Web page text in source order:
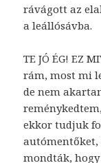
rávágott az
a leállósávba.
TE JÓ ÉG! EZ
rám, most mi
de nem
ekkor tudjuk
autómentőket,
mondták,